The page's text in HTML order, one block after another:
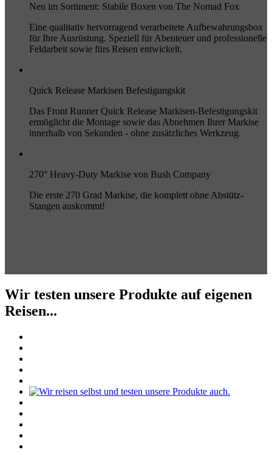
Neu im Sortiment: Stabile Boxen von The Nomad Fox
Eine qualitativ hervorragend verarbeitete Aufbewahrungsbox
für Ihre Ausrüstung. Speziell für Abenteuer und professionelle
Feldarbeit sowie fürs Reisen entwickelt.
Quick Release Markisen Befestigungskit
Das Front Runner Quick Release Markisen-Befestigungskit
ermöglicht die Montage sowie das Abnehmen Ihrer Markise
innerhalb von Sekunden - ohne zusätzliches Werkzeug.
270° Heavy-Duty Markise von Bush Company
Die erste 270 Grad Markise, die komplett ohne Abstütz-
Stangen auskommt!
Wir testen unsere Produkte auf eigenen
Reisen...